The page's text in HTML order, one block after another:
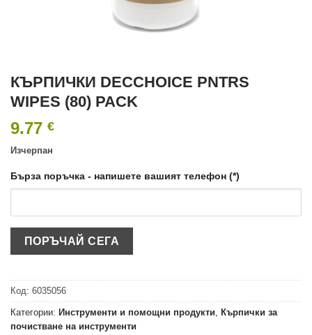
КЪРПИЧКИ DECCHOICE PNTRS
WIPES (80) PACK
9.77 €
Изчерпан
Бърза поръчка - напишете вашият телефон (*)
Код: 6035056
Категории: Инструменти и помощни продукти, Кърпички за
почистване на инструменти